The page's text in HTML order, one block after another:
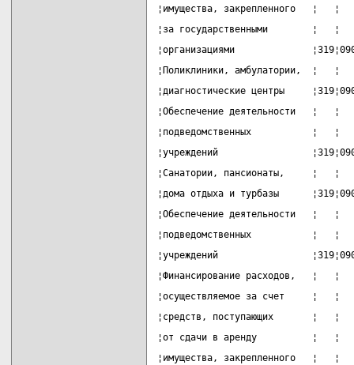
¦имущества, закрепленного
¦за государственными
¦организациями
¦Поликлиники, амбулатории,
¦диагностические центры
¦Обеспечение деятельности
¦подведомственных
¦учреждений
¦Санатории, пансионаты,
¦дома отдыха и турбазы
¦Обеспечение деятельности
¦подведомственных
¦учреждений
¦Финансирование расходов,
¦осуществляемое за счет
¦средств, поступающих
¦от сдачи в аренду          ¦
¦имущества, закрепленного